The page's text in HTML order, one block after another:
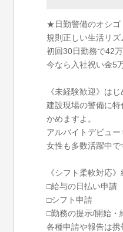
★日勤警備のオシ
規則正しい生活リ
初回30日勤務で42
今なら入社祝い金5
《未経験歓迎》は
建設現場の警備に
かめますよ。
アルバイトデビュ
女性も多数活躍中で
《シフト柔軟対応
□給与の日払い申請
□シフト申請
□勤務の提示/開始・
各種申請や報告は